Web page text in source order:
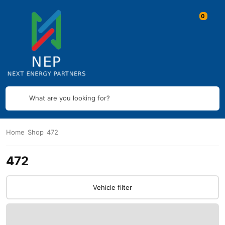
What are you looking for?
Home Shop 472
472
Vehicle filter